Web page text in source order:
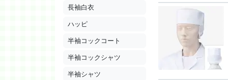
長袖白衣
ハッピ
半袖コックコート
半袖コックシャツ
半袖シャツ